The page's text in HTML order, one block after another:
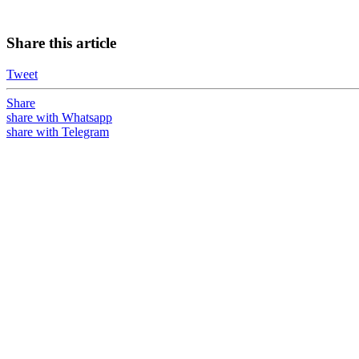
Share this article
Tweet
Share
share with Whatsapp
share with Telegram